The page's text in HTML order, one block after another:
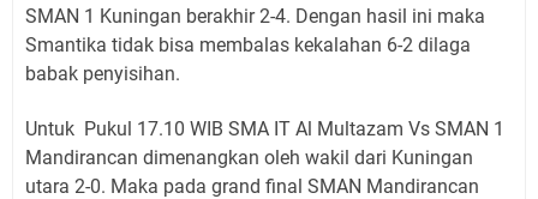
SMAN 1 Kuningan berakhir 2-4. Dengan hasil ini maka
Smantika tidak bisa membalas kekalahan 6-2 dilaga
babak penyisihan.
Untuk Pukul 17.10 WIB SMA IT Al Multazam Vs SMAN 1
Mandirancan dimenangkan oleh wakil dari Kuningan
utara 2-0. Maka pada grand final SMAN Mandirancan